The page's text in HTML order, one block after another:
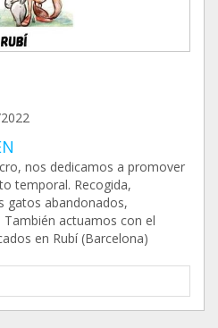
nos dedicamos a promover
temporal. Recogida,
gatos abandonados,
actuamos con el
en Rubí (Barcelona)